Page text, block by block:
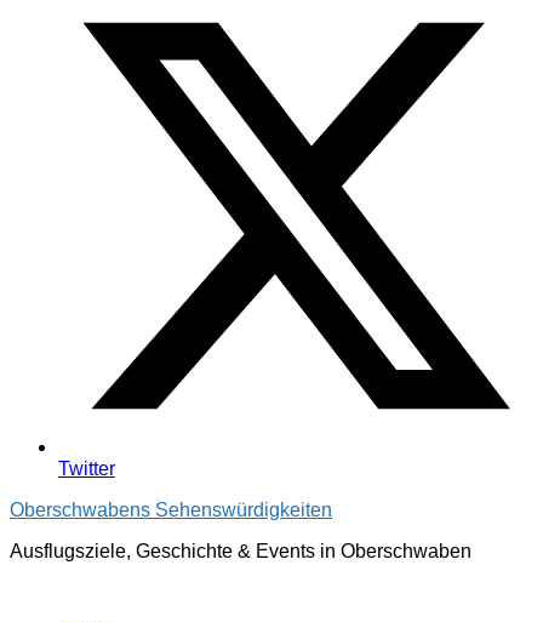
Twitter
Oberschwabens Sehenswürdigkeiten
Ausflugsziele, Geschichte & Events in Oberschwaben